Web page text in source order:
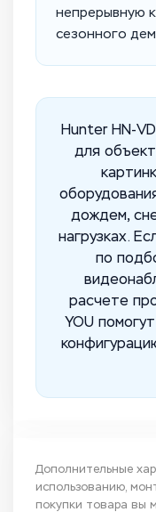
непрерывную
сезонного
Hunter HN-
для
дождем,
нагрузках.
по
расчете
YOU
Дополнительные
использованию,
покупки товара вы